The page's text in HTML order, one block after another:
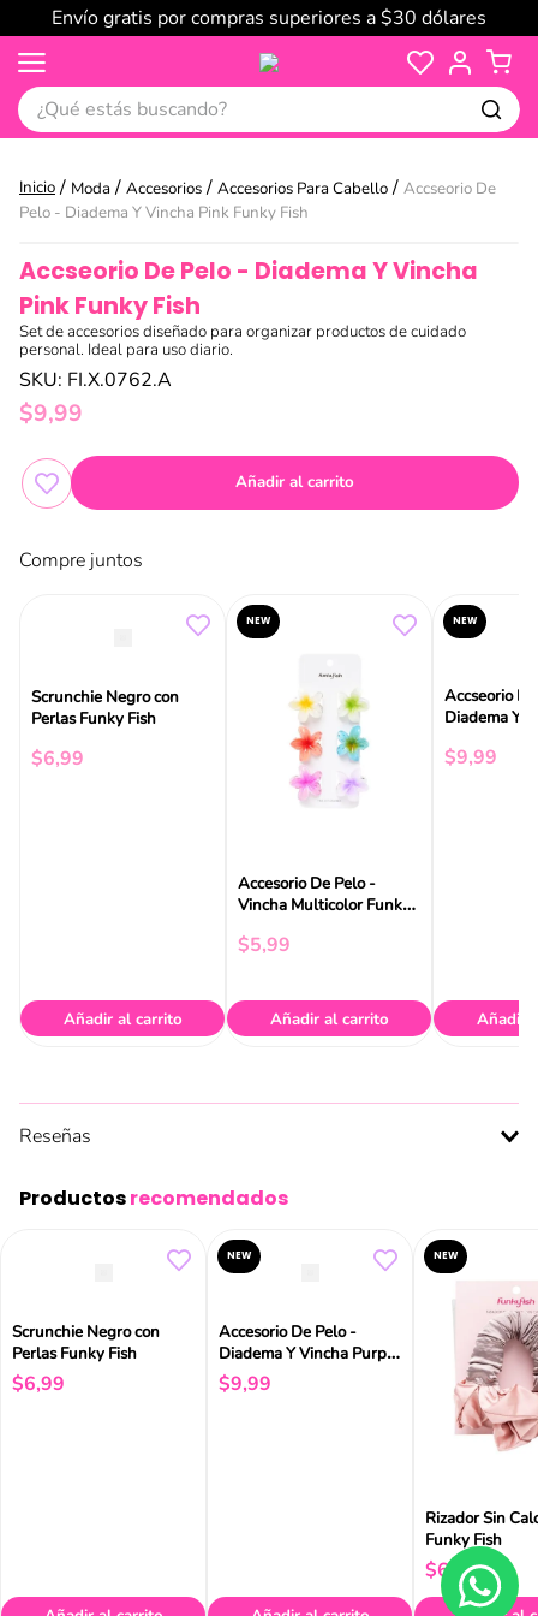
Envío gratis por compras superiores a $30 dólares
¿Qué estás buscando?
Moda Accesorios Accesorios Para Cabello
Accseorio De
Pelo - Diadema Y Vincha Pink Funky Fish
Accseorio De Pelo - Diadema Y Vincha
Pink Funky Fish
Set de accesorios diseñado para organizar productos de cuidado
personal. Ideal para uso diario.
SKU: FI.X.0762.A
$9,99
Añadir al carrito
Compre juntos
Scrunchie Negro con
Perlas Funky Fish
$6,99
Añadir al carrito
NEW
Accesorio De Pelo -
Vincha Multicolor Funky
$5,99
Añadir al carrito
NEW
Accseorio
Diadema Y
$9,99
Añadir
Reseñas
Productosrecomendados
Scrunchie Negro con
Perlas Funky Fish
$6,99
NEW
Accesorio De Pelo -
Diadema Y Vincha Purple
Funky Fish
$9,99
NEW
Rizador Sin
Funky Fish
$6, 99